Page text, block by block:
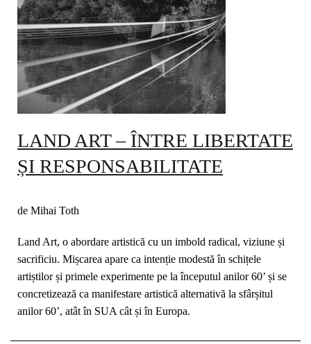
LAND ART – ÎNTRE LIBERTATE
ȘI RESPONSABILITATE
de Mihai Toth
Land Art, o abordare artistică cu un imbold radical, viziune și
sacrificiu. Mișcarea apare ca intenție modestă în schițele
artiștilor și primele experimente pe la începutul anilor 60’ și se
concretizează ca manifestare artistică alternativă la sfârșitul
anilor 60’, atât în SUA cât și în Europa.